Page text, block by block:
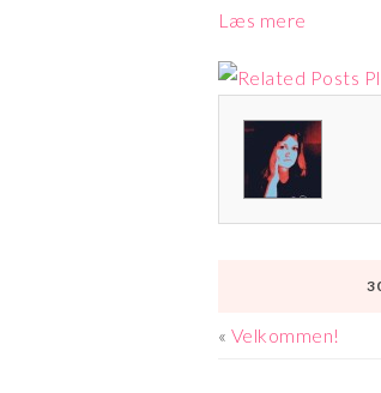
Læs mere
« Velkommen!